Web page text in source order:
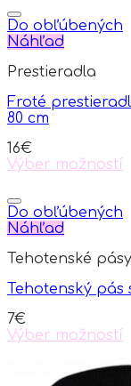
product
has
multiple
The
may
be
on
the
page
Do obľúbených
Náhľad
Prestieradla
Froté
80 cm
16€
Výber možností
product
has
multiple
The
may
chosen
on
Do obľúbených
Náhľad
Tehotenské pásy
Tehotenský pás
7€
Výber možností